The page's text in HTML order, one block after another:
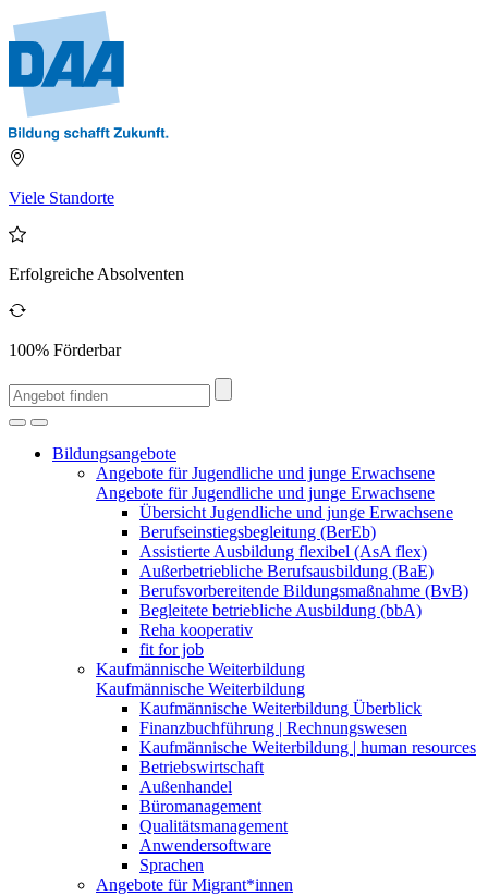
Viele Standorte
Erfolgreiche Absolventen
100% Förderbar
Bildungsangebote
Angebote für Jugendliche und junge Erwachsene
Angebote für Jugendliche und junge Erwachsene
Übersicht Jugendliche und junge Erwachsene
Berufseinstiegsbegleitung (BerEb)
Assistierte Ausbildung flexibel (AsA flex)
Außerbetriebliche Berufsausbildung (BaE)
Berufsvorbereitende Bildungsmaßnahme (BvB)
Begleitete betriebliche Ausbildung (bbA)
Reha kooperativ
fit for job
Kaufmännische Weiterbildung
Kaufmännische Weiterbildung
Kaufmännische Weiterbildung Überblick
Finanzbuchführung | Rechnungswesen
Kaufmännische Weiterbildung | human resources
Betriebswirtschaft
Außenhandel
Büromanagement
Qualitätsmanagement
Anwendersoftware
Sprachen
Angebote für Migrant*innen